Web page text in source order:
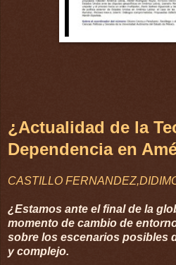
¿Actualidad de la
Dependencia en
CASTILLO
¿Estamos ante el final de la
momento de cambio de
sobre los escenarios posibles
y complejo.